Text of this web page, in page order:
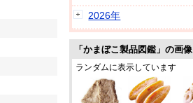
2026年
「かまぼこ製品図鑑」の画像
ランダムに表示しています